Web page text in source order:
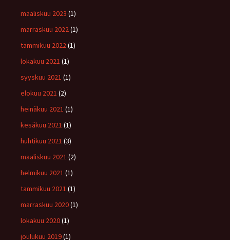
maaliskuu 2023 (1)
marraskuu 2022(1)
tammikuu 2022(1)
lokakuu 2021 (1)
syyskuu 2021 (1)
elokuu 2021 (2)
heinäkuu 2021 (1)
kesäkuu 2021 (1)
huhtikuu 2021 (3)
maaliskuu 2021 (2)
helmikuu 2021 (1)
tammikuu 2021 (1)
marraskuu 2020(1)
lokakuu 2020(1)
joulukuu 2019(1)